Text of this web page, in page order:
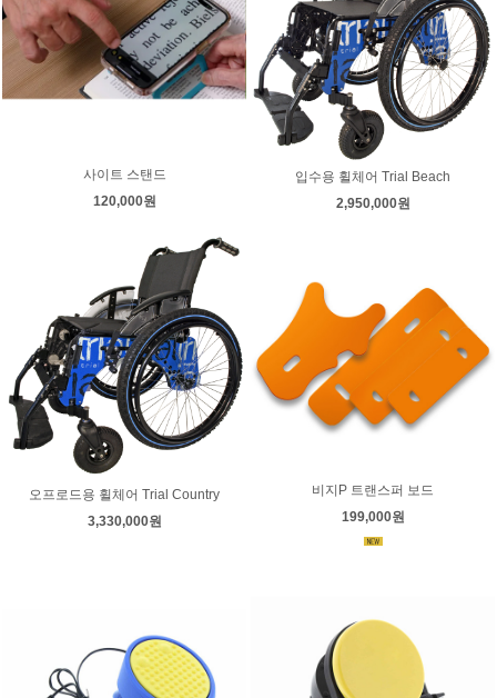
사이트 스탠드
120,000원
입수용 휠체어 Trial Beach
2,950,000원
오프로드용 휠체어 Trial Country
3,330,000원
비지P 트랜스퍼 보드
199,000원